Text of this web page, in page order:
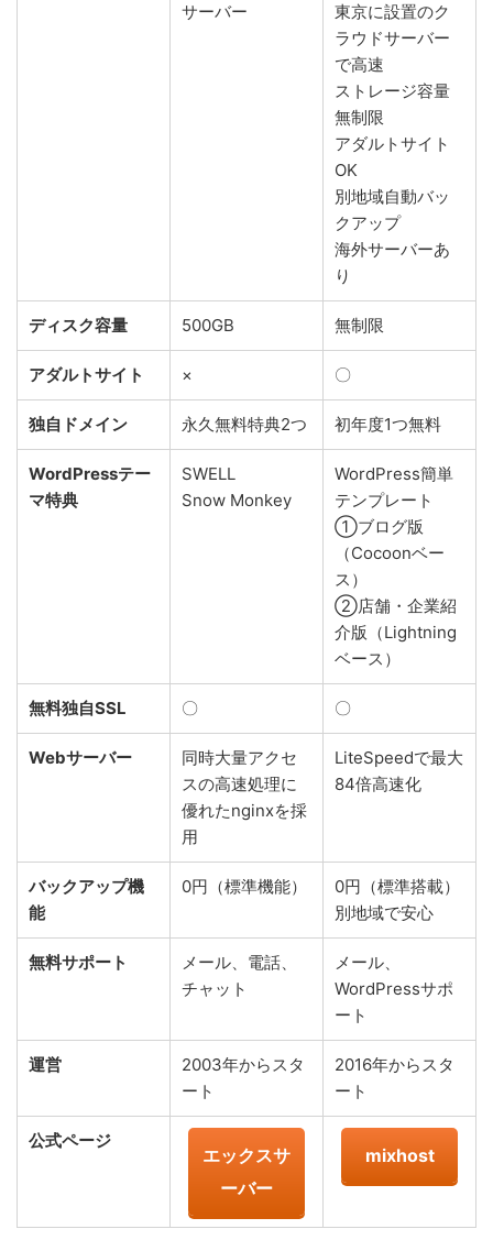
サーバー
東京に設置のク
ラウドサーバー
で高速
ストレージ容量
無制限
アダルトサイト
OK
別地域自動バッ
クアップ
海外サーバーあ
り
ディスク容量 500GB 無制限
アダルトサイト × 〇
独自ドメイン 永久無料特典2つ 初年度1つ無料
WordPressテー
マ特典
SWELL
Snow Monkey
WordPress簡単
テンプレート
①ブログ版
（Cocoonベー
ス）
②店舗・企業紹
介版（Lightning
ベース）
無料独自SSL 〇 〇
Webサーバー
同時大量アクセ
スの高速処理に
優れたnginxを採
用
LiteSpeedで最大
84倍高速化
バックアップ機
能
0円（標準機能）
0円（標準搭載）
別地域で安心
無料サポート
メール、電話、
チャット
メール、
WordPressサポ
ート
運営
2003年からスタ
ート
2016年からスタ
ート
公式ページ
エックスサ
ーバー
mixhost